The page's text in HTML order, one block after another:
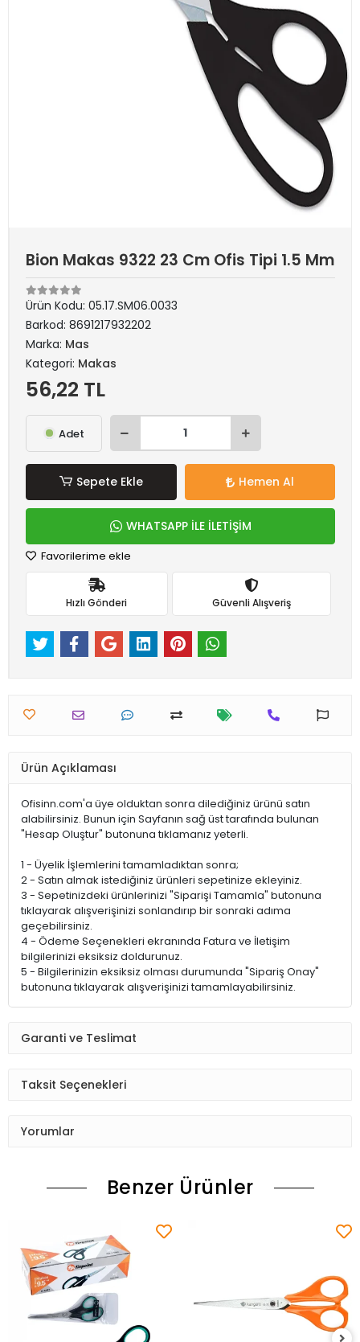
Bion Makas 9322 23 Cm Ofis Tipi 1.5 Mm
Ürün Kodu: 05.17.SM06.0033
Barkod: 8691217932202
Marka: Mas
Kategori: Makas
56,22 TL
Adet
Sepete Ekle Hemen Al
WHATSAPP İLE İLETİŞİM
Favorilerime ekle
Hızlı Gönderi Güvenli Alışveriş
Ürün Açıklaması
Ofisinn.com'a üye olduktan sonra dilediğiniz ürünü satın
alabilirsiniz. Bunun için Sayfanın sağ üst tarafında bulunan
"Hesap Oluştur" butonuna tıklamanız yeterli.
1 - Üyelik İşlemlerini tamamladıktan sonra;
2 - Satın almak istediğiniz ürünleri sepetinize ekleyiniz.
3 - Sepetinizdeki ürünlerinizi "Siparişi Tamamla" butonuna
tıklayarak alışverişinizi sonlandırıp bir sonraki adıma
geçebilirsiniz.
4 - Ödeme Seçenekleri ekranında Fatura ve İletişim
bilgilerinizi eksiksiz doldurunuz.
5 - Bilgilerinizin eksiksiz olması durumunda "Sipariş Onay"
butonuna tıklayarak alışverişinizi tamamlayabilirsiniz.
Garanti ve Teslimat
Taksit Seçenekleri
Yorumlar
Benzer Ürünler